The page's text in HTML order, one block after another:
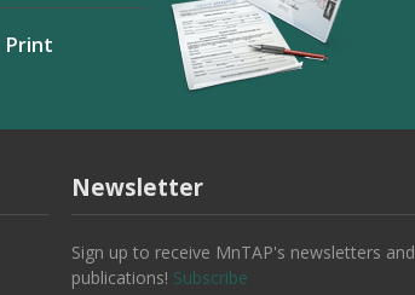
Print
Newsletter
Sign up to receive MnTAP's newsletters and
publications! Subscribe